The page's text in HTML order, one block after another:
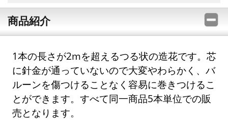
商品紹介
1本の長さが2mを超えるつる状の造花です。芯
に針金が通っていないので大変やわらかく、バ
ルーンを傷つけることなく容易に巻きつけるこ
とができます。すべて同一商品5本単位での販
売となります。